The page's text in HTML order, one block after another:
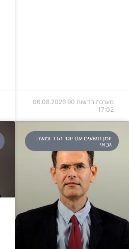
מערכת חדשות 90
06.08.2026
17:02
יומן תשעים עם יוסי הדר ומשה
גבאי